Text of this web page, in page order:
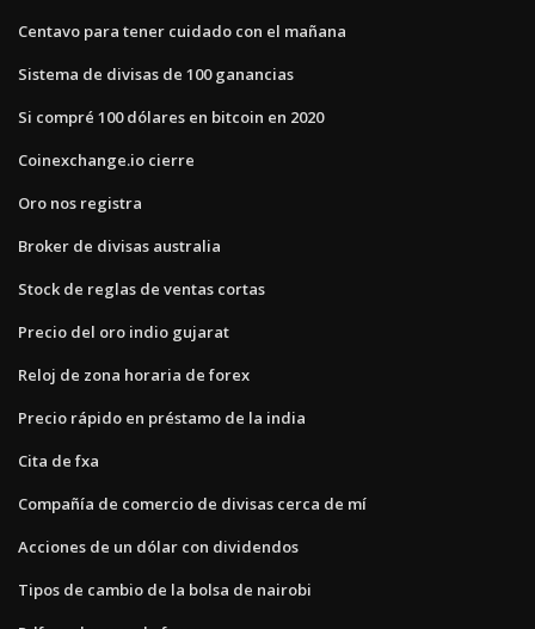
Centavo para tener cuidado con el mañana
Sistema de divisas de 100 ganancias
Si compré 100 dólares en bitcoin en 2020
Coinexchange.io cierre
Oro nos registra
Broker de divisas australia
Stock de reglas de ventas cortas
Precio del oro indio gujarat
Reloj de zona horaria de forex
Precio rápido en préstamo de la india
Cita de fxa
Compañía de comercio de divisas cerca de mí
Acciones de un dólar con dividendos
Tipos de cambio de la bolsa de nairobi